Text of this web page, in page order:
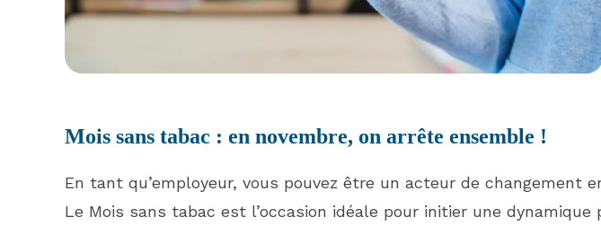
Mois sans tabac : en novembre, on arrête ensemble !
En tant qu’employeur, vous pouvez être un acteur de changement
Le Mois sans tabac est l’occasion idéale pour initier une